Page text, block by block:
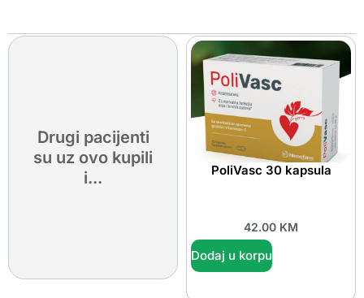
Drugi pacijenti
su uz ovo kupili
i...
PoliVasc 30 kapsula
42.00 KM
Dodaj u korpu